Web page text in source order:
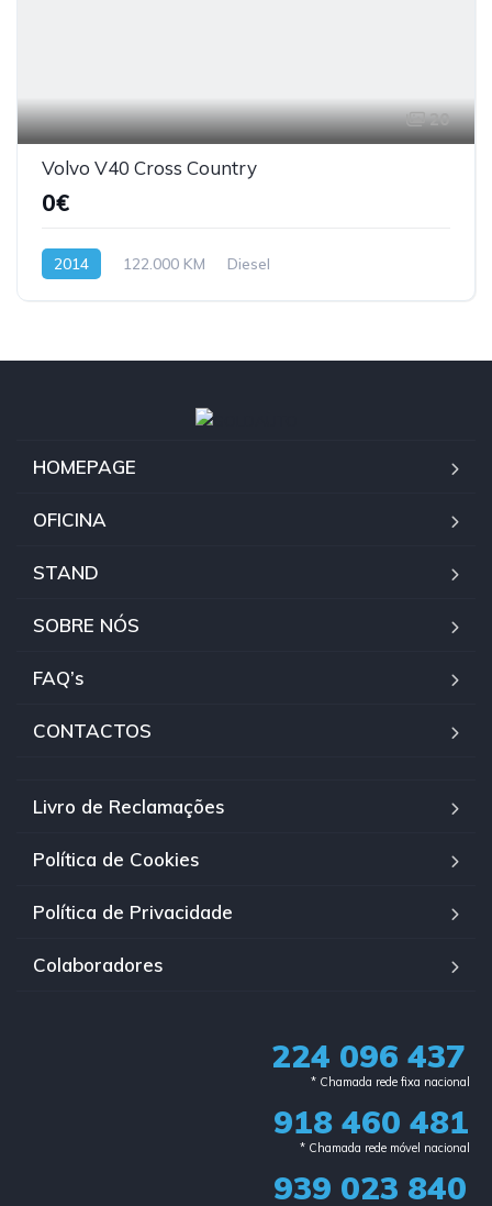
20
Volvo V40 Cross Country
0€
2014 122.000 KM Diesel
HOMEPAGE
OFICINA
STAND
SOBRE NÓS
FAQ’s
CONTACTOS
Livro de Reclamações
Política de Cookies
Política de Privacidade
Colaboradores
224 096 437
* Chamada rede fixa nacional​
918 460 481
* Chamada rede móvel nacional
939 023 840​